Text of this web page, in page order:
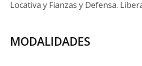
Locativa y Fianzas y Defensa.
MODALIDADES